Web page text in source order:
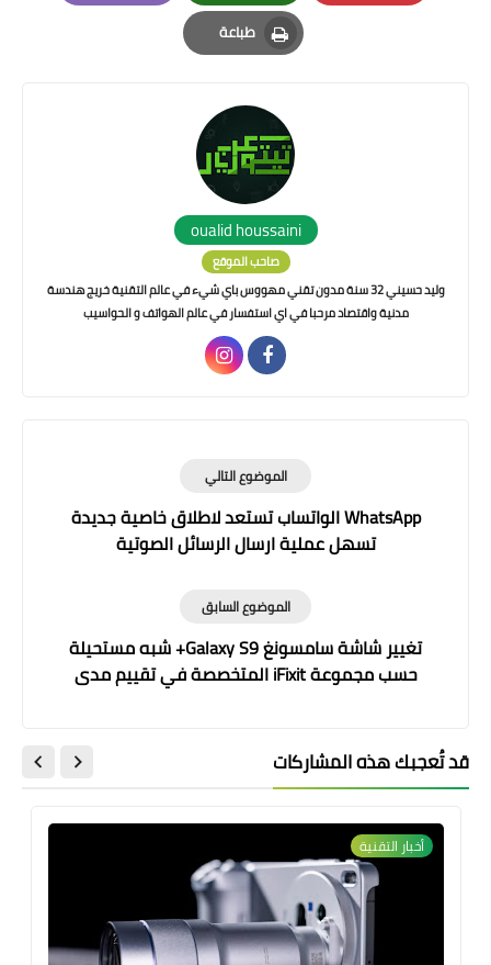
Pinterest
Whatsapp
Email
طباعة
Print
oualid houssaini
صاحب الموقع
وليد حسيني 32 سنة مدون تقني مهووس باي شيء في عالم التقنية خريج هندسة
مدنية واقتصاد مرحبا في اي استفسار في عالم الهواتف و الحواسيب
الموضوع التالي
WhatsApp الواتساب تستعد لاطلاق خاصية جديدة
تسهل عملية ارسال الرسائل الصوتية
الموضوع السابق
تغيير شاشة سامسونغ Galaxy S9+ شبه مستحيلة
حسب مجموعة iFixit المتخصصة في تقييم مدى
سهولة اصلاح الهواتف
قد تُعجبك هذه المشاركات
أخبار التقنية